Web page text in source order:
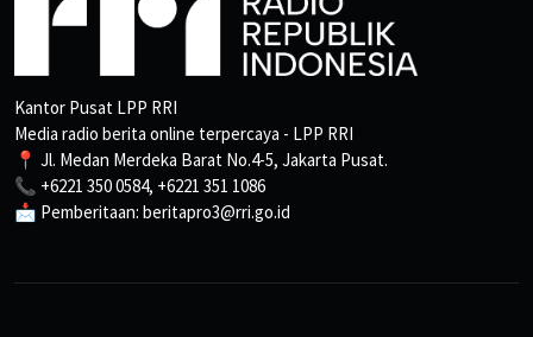
Kantor Pusat LPP RRI
Media radio berita online terpercaya - LPP RRI
📍 Jl. Medan Merdeka Barat No.4-5, Jakarta Pusat.
📞 +6221 350 0584, +6221 351 1086
📩 Pemberitaan: beritapro3@rri.go.id